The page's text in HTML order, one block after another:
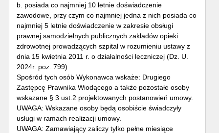
b. posiada co najmniej 10 letnie doświadczenie
zawodowe, przy czym co najmniej jedna z nich posiada co
najmniej 5 letnie doświadczenie w zakresie obsługi
prawnej samodzielnych publicznych zakładów opieki
zdrowotnej prowadzących szpital w rozumieniu ustawy z
dnia 15 kwietnia 2011 r. o działalności leczniczej (Dz. U.
2024r. poz. 799)
Spośród tych osób Wykonawca wskaże: Drugiego
Zastępcę Prawnika Wiodącego a także pozostałe osoby
wskazane § 3 ust.2 projektowanych postanowień umowy.
UWAGA: Wskazane osoby będą osobiście świadczyły
usługi w ramach realizacji umowy.
UWAGA: Zamawiający zaliczy tylko pełne miesiące